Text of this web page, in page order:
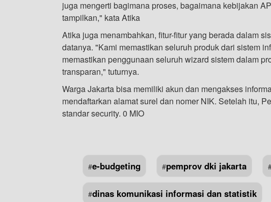
juga mengerti bagimana proses, bagaimana kebijakan
tampilkan," kata Atika
Atika juga menambahkan, fitur-fitur yang berada dalam
datanya. "Kami memastikan seluruh produk dari sistem
memastikan penggunaan seluruh wizard sistem dalam
transparan," tuturnya.
Warga Jakarta bisa memiliki akun dan mengakses
mendaftarkan alamat surel dan nomer NIK. Setelah itu,
standar security. 0 MIO
#e-budgeting #pemprov dki jakarta
#dinas komunikasi informasi dan statistik